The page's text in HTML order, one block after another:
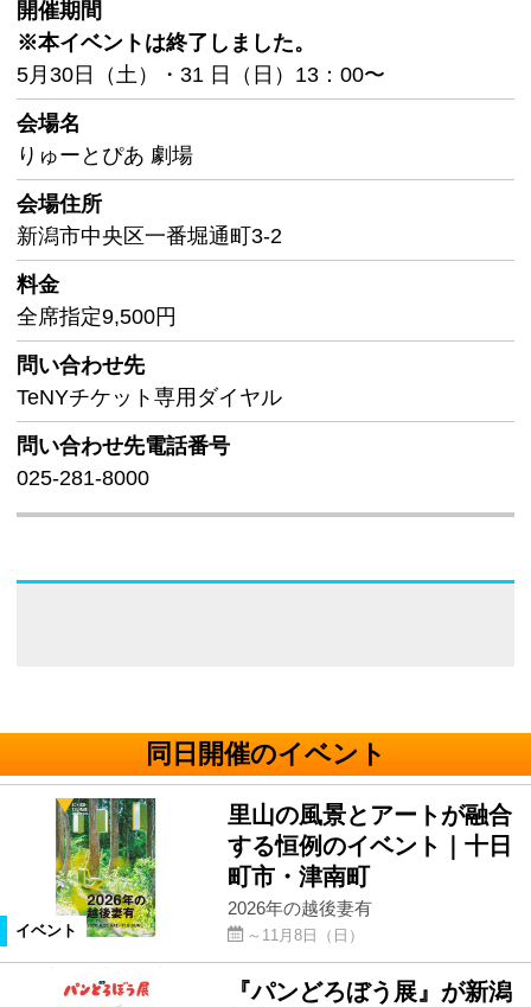
開催期間
※本イベントは終了しました。
5月30日（土）・31 日（日）13：00〜
会場名
りゅーとぴあ 劇場
会場住所
新潟市中央区一番堀通町3-2
料金
全席指定9,500円
問い合わせ先
TeNYチケット専用ダイヤル
問い合わせ先電話番号
025-281-8000
同日開催のイベント
イベント
里山の風景とアートが融合
する恒例のイベント｜十日
町市・津南町
2026年の越後妻有
～11月8日（日）
『パンどろぼう展』が新潟